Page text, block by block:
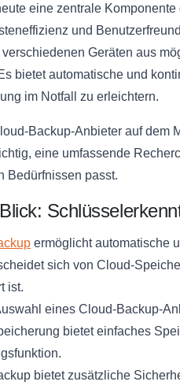
eine zentrale
und
Geräten aus
bietet automatische und
im Notfall zu erleichtern.
Backup-Anbieter auf dem
eine umfassende
Bedürfnissen passt.
ermöglicht automatische
sich von Cloud-
ist.
eines Cloud-Backup-
bietet einfaches
bietet zusätzliche